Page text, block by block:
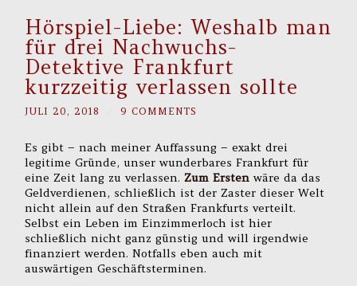
Hörspiel-Liebe: Weshalb man
für drei Nachwuchs-
Detektive Frankfurt
kurzzeitig verlassen sollte
JULI 20, 2018 9 COMMENTS
Es gibt – nach meiner Auffassung – exakt drei
legitime Gründe, unser wunderbares Frankfurt für
eine Zeit lang zu verlassen. Zum Ersten wäre da das
Geldverdienen, schließlich ist der Zaster dieser Welt
nicht allein auf den Straßen Frankfurts verteilt.
Selbst ein Leben im Einzimmerloch ist hier
schließlich nicht ganz günstig und will irgendwie
finanziert werden. Notfalls eben auch mit
auswärtigen Geschäftsterminen.